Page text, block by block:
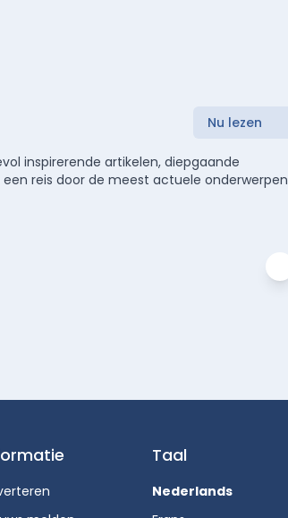
Nu lezen
inspirerende artikelen, diepgaande
reis door de meest actuele onderwerpen
Taal
Nederlands